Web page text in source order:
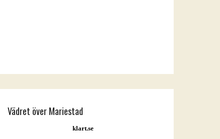
Vädret över Mariestad
klart.se